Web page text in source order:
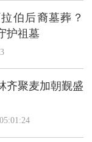
伯后裔墓葬？
护祖墓
齐聚麦加朝觐盛